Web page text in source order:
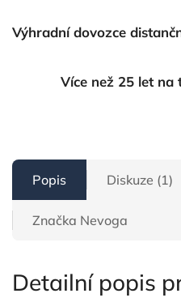
Výhradní dovozce
Více než 25 let na
Popis Diskuze (1)
Značka Nevoga
Detailní popis